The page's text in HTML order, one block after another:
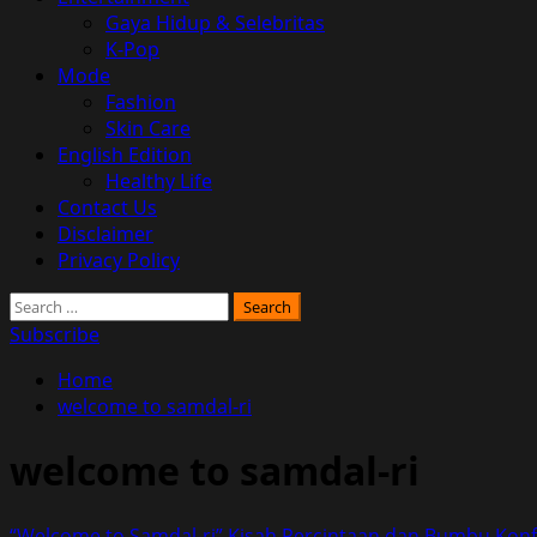
Gaya Hidup & Selebritas
K-Pop
Mode
Fashion
Skin Care
English Edition
Healthy Life
Contact Us
Disclaimer
Privacy Policy
Search
for:
Subscribe
Home
welcome to samdal-ri
welcome to samdal-ri